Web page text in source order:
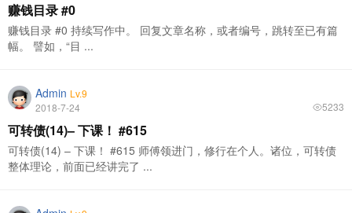
赚钱目录 #0
赚钱目录 #0 持续写作中。 回复文章名称，或者编号，跳转至已有篇
幅。 譬如，“目 ...
Admin Lv.9
2018-7-24
5233
可转债(14)– 下课！ #615
可转债(14) – 下课！ #615 师傅领进门，修行在个人。诸位，可转债
整体理论，前面已经讲完了 ...